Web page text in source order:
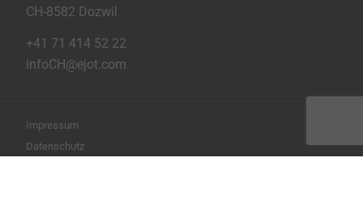
CH-8582 Dozwil
+41 71 414 52 22
infoCH@ejot.com
Impressum
Datenschutz